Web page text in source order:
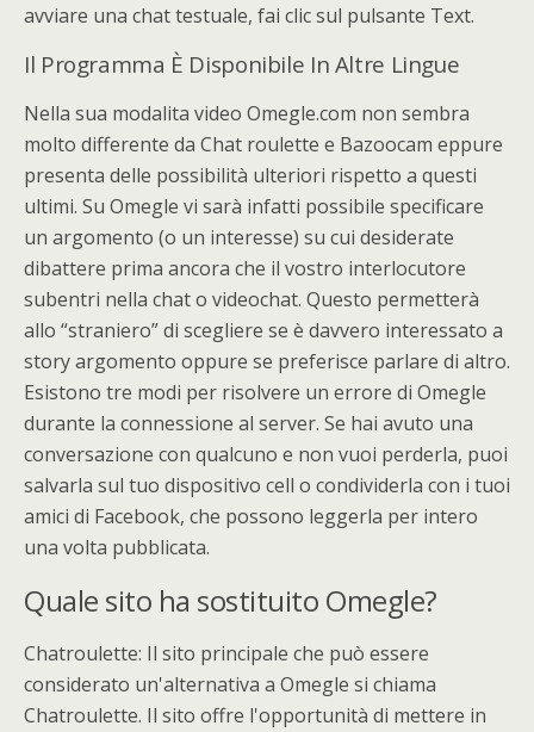
avviare una chat testuale, fai clic sul pulsante Text.
Il Programma È Disponibile In Altre Lingue
Nella sua modalita video Omegle.com non sembra
molto differente da Chat roulette e Bazoocam eppure
presenta delle possibilità ulteriori rispetto a questi
ultimi. Su Omegle vi sarà infatti possibile specificare
un argomento (o un interesse) su cui desiderate
dibattere prima ancora che il vostro interlocutore
subentri nella chat o videochat. Questo permetterà
allo “straniero” di scegliere se è davvero interessato a
story argomento oppure se preferisce parlare di altro.
Esistono tre modi per risolvere un errore di Omegle
durante la connessione al server. Se hai avuto una
conversazione con qualcuno e non vuoi perderla, puoi
salvarla sul tuo dispositivo cell o condividerla con i tuoi
amici di Facebook, che possono leggerla per intero
una volta pubblicata.
Quale sito ha sostituito Omegle?
Chatroulette: Il sito principale che può essere
considerato un'alternativa a Omegle si chiama
Chatroulette. Il sito offre l'opportunità di mettere in